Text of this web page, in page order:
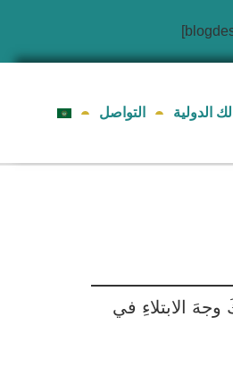
الدولية التواصل
الابتلاءِ في